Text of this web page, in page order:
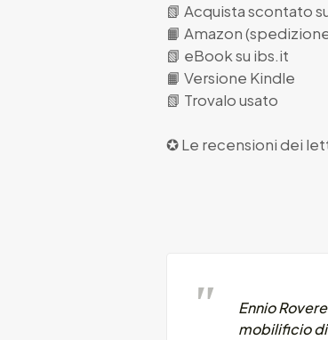
📗 Acquista scontato
📙 Amazon
📗 eBook su ibs.it
📙 Versione Kindle
📗 Trovalo usato
✪ Le recensioni dei
Ennio
mobilificio di